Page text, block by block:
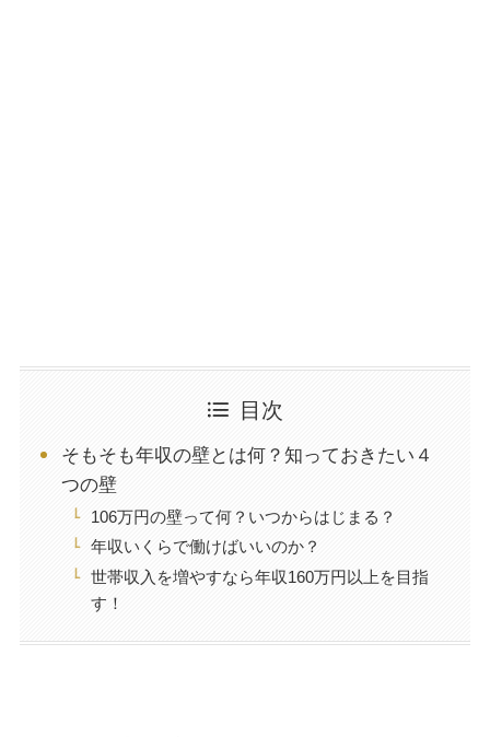
目次
そもそも年収の壁とは何？知っておきたい４
つの壁
106万円の壁って何？いつからはじまる？
年収いくらで働けばいいのか？
世帯収入を増やすなら年収160万円以上を目指
す！